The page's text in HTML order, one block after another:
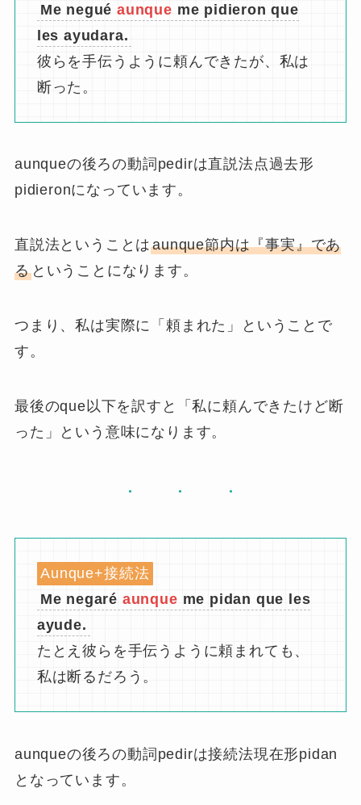
Me neguéaunque me pidieron que
les ayudara.
彼らを手伝うように頼んできたが、私は
断った。
aunqueの後ろの動詞pedirは直説法点過去形
pidieronになっています。
直説法ということはaunque節内は『事実』であ
るということになります。
つまり、私は実際に「頼まれた」ということで
す。
最後のque以下を訳すと「私に頼んできたけど断
った」という意味になります。
Aunque+接続法
Me negaré aunque me pidan que les
ayude.
たとえ彼らを手伝うように頼まれても、
私は断るだろう。
aunqueの後ろの動詞pedirは接続法現在形pidan
となっています。